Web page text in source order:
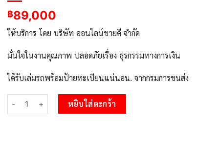
฿89,000
ให้บริการ โดย บริษัท ออนไลน์ขายดี จำกัด
มั่นใจในงานคุณภาพ ปลอดภัยเรื่อง ธุรกรรมทางการเงิน
ได้รับเล่มรถพร้อมป้ายทะเบียนแน่นอน. จากกรมการขนส่ง
จำนวน แอล.OKdee ป้ายทะเบียนรถ 2กญ 5225 เลขประมูล 5225 จ
หยิบใส่ตะกร้า